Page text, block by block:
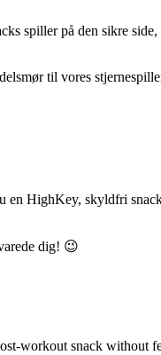
spiller på den sikre
til vores
HighKey, skyldfri
dig! 😉
workout snack without